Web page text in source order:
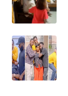
WN
SUMBAR
WN
SUMSEL
WN